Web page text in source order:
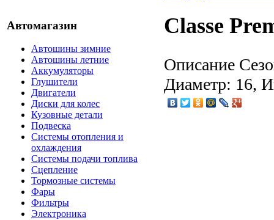
Автомагазин
Автошины зимние
Автошины летние
Аккумуляторы
Глушители
Двигатели
Диски для колес
Кузовные детали
Подвеска
Системы отопления и
охлаждения
Системы подачи топлива
Сцепление
Тормозные системы
Фары
Фильтры
Электроника
Classe
Описание
Диаметр: 16,